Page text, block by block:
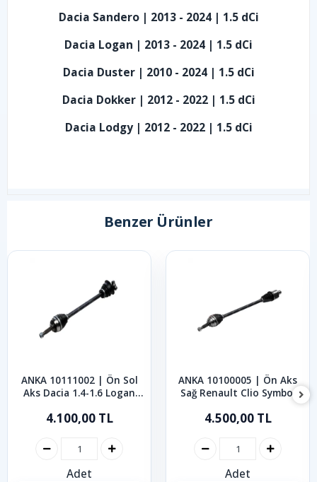
Dacia Sandero | 2013 - 2024 | 1.5 dCi
Dacia Logan | 2013 - 2024 | 1.5 dCi
Dacia Duster | 2010 - 2024 | 1.5 dCi
Dacia Dokker | 2012 - 2022 | 1.5 dCi
Dacia Lodgy | 2012 - 2022 | 1.5 dCi
Benzer Ürünler
ANKA 10111002 | Ön Sol
Aks Dacia 1.4-1.6 Logan
4.100,00 TL
Adet
ANKA 10100005 | Ön Aks
Sağ Renault Clio Symbol
4.500,00 TL
Adet